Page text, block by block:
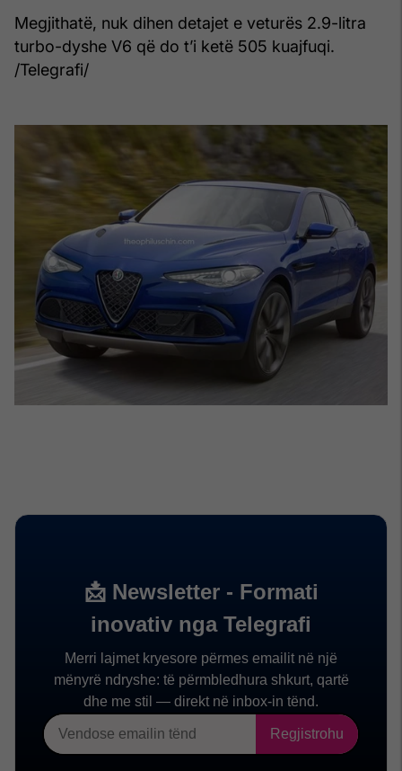
Megjithatë, nuk dihen detajet e veturës 2.9-litra
turbo-dyshe V6 që do t’i ketë 505 kuajfuqi.
/Telegrafi/